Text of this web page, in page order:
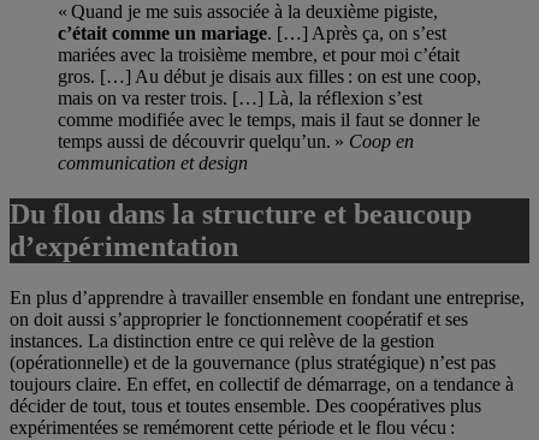
« Quand je me suis associée à la deuxième pigiste,
c’était comme un mariage. […] Après ça, on s’est
mariées avec la troisième membre, et pour moi c’était
gros. […] Au début je disais aux filles : on est une coop,
mais on va rester trois. […] Là, la réflexion s’est
comme modifiée avec le temps, mais il faut se donner le
temps aussi de découvrir quelqu’un. » Coop en
communication et design
Du flou dans la structure et beaucoup
d’expérimentation
En plus d’apprendre à travailler ensemble en fondant une entreprise,
on doit aussi s’approprier le fonctionnement coopératif et ses
instances. La distinction entre ce qui relève de la gestion
(opérationnelle) et de la gouvernance (plus stratégique) n’est pas
toujours claire. En effet, en collectif de démarrage, on a tendance à
décider de tout, tous et toutes ensemble. Des coopératives plus
expérimentées se remémorent cette période et le flou vécu :